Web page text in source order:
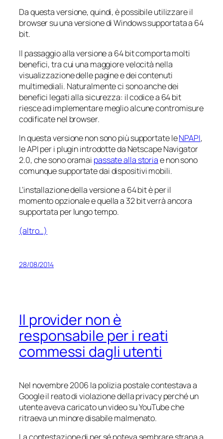
Da questa versione, quindi, è possibile utilizzare il
browser su una versione di Windows supportata a 64
bit.
Il passaggio alla versione a 64 bit comporta molti
benefici, tra cui una maggiore velocità nella
visualizzazione delle pagine e dei contenuti
multimediali. Naturalmente ci sono anche dei
benefici legati alla sicurezza: il codice a 64 bit
riesce ad implementare meglio alcune contromisure
codificate nel browser.
In questa versione non sono più supportate leNPAPI,
le API per i plugin introdotte da Netscape Navigator
2.0, che sono oramai passate alla storiae non sono
comunque supportate dai dispositivi mobili.
L’installazione della versione a 64 bit è per il
momento opzionale e quella a 32 bit verrà ancora
supportata per lungo tempo.
(altro…)
28/08/2014
Il provider non è
responsabile per i reati
commessi dagli utenti
Nel novembre 2006 la polizia postale contestava a
Google il reato di violazione della privacy perché un
utente aveva caricato un video su YouTube che
ritraeva un minore disabile malmenato.